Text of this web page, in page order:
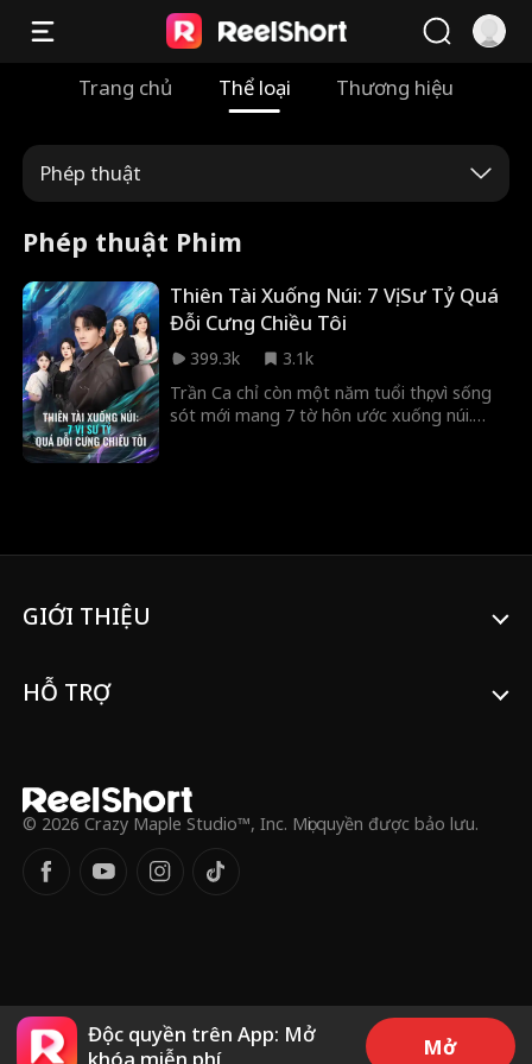
Trang chủ Thể loại Thương hiệu
Phép thuật
Phép thuật Phim
Thiên Tài Xuống Núi: 7 Vị Sư Tỷ Quá
Đỗi Cưng Chiều Tôi
399.3k
3.1k
Trần Ca chỉ còn một năm tuổi thọ, vì sống
sót mới mang 7 tờ hôn ước xuống núi.
ngạo bước lên đỉnh cao.
GIỚI THIỆU
HỖ TRỢ
© 2026 Crazy Maple Studio™, Inc. Mọi quyền được bảo lưu.
Độc quyền trên App: Mở
Mở